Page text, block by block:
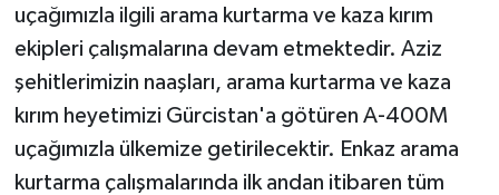
uçağımızla ilgili arama kurtarma ve kaza kırım
ekipleri çalışmalarına devam etmektedir. Aziz
şehitlerimizin naaşları, arama kurtarma ve kaza
kırım heyetimizi Gürcistan'a götüren A-400M
uçağımızla ülkemize getirilecektir. Enkaz arama
kurtarma çalışmalarında ilk andan itibaren tüm